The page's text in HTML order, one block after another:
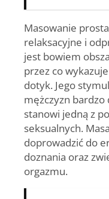
Masowanie
relaksacyjne i
jest bowiem
przez co
dotyk. Jego
mężczyzn
stanowi jedną z
seksualnych.
doprowadzić do
doznania oraz
orgazmu.